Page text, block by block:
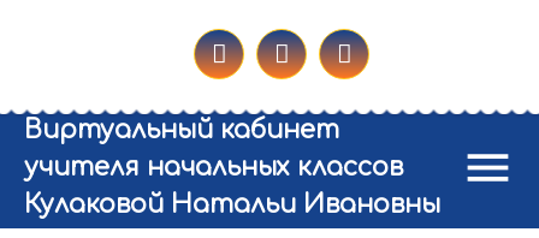
Виртуальный кабинет
учителя начальных классов
Кулаковой Натальи Ивановны
menu